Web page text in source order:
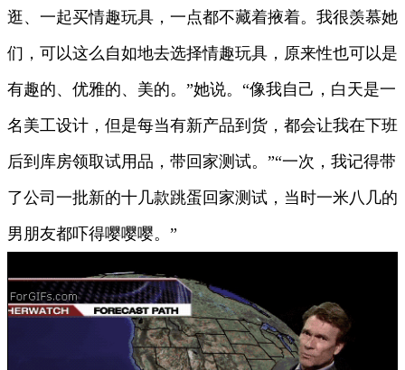
逛、一起买情趣玩具，一点都不藏着掖着。我很羡慕她
们，可以这么自如地去选择情趣玩具，原来性也可以是
有趣的、优雅的、美的。”她说。“像我自己，白天是一
名美工设计，但是每当有新产品到货，都会让我在下班
后到库房领取试用品，带回家测试。”“一次，我记得带
了公司一批新的十几款跳蛋回家测试，当时一米八几的
男朋友都吓得嘤嘤嘤。”